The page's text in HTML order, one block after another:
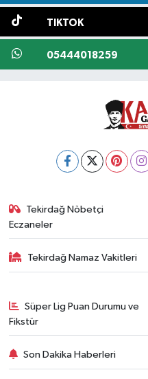
TIKTOK
05444018259
Tekirdağ Nöbetçi
Eczaneler
Tekirdağ Namaz Vakitleri
Süper Lig Puan Durumu ve
Fikstür
Son Dakika Haberleri